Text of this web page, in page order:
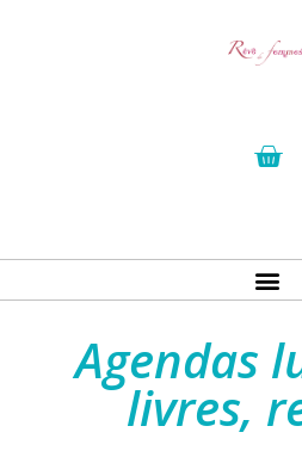
Agendas
livres,